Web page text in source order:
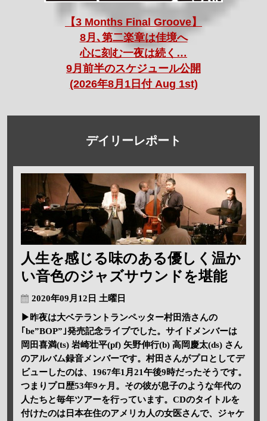
【3 Months Final Groove】
8月､第二楽章は佳境へ
心に刻む一夜は続く…
9月前半のスケジュール公開
(2026年8月1日付 Aug 1st)
デイリーレポート
人生を感じる味のある優しく温か
い音色のジャズサウンドを堪能
2020年09月12日 土曜日
▶昨夜は大ベテラントランペッター村田浩さんの
｢be”BOP”｣発売記念ライブでした。サイドメンバーは
岡田喜満(ts) 岩崎壮平(pf) 矢野伸行(b) 高岡慶太(ds) さん
のアルバム録音メンバーです。村田さんがプロとしてデ
ビューしたのは、1967年1月21午後9時だったそうです。
つまりプロ歴53年9ヶ月。その彼が息子のような年代の
人たちと毎年ツアーを行っています。CDのタイトルを
付けたのは日本在住のアメリカ人の女医さんで、ジャケ